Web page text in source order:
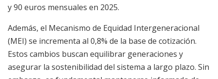
y 90 euros mensuales en 2025.
Además, el Mecanismo de Equidad Intergeneracional
(MEI) se incrementa al 0,8% de la base de cotización.
Estos cambios buscan equilibrar generaciones y
asegurar la sostenibilidad del sistema a largo plazo. Sin